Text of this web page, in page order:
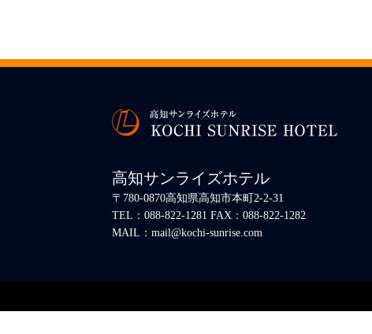
高知サンライズホテル
〒780-0870高知県高知市本町2-2-31
TEL：088-822-1281 FAX：088-822-1282
MAIL：mail@kochi-sunrise.com